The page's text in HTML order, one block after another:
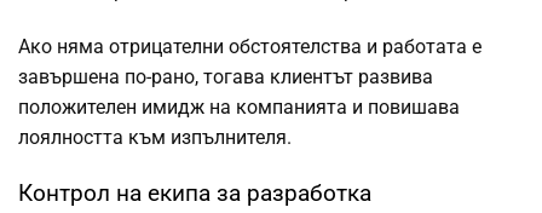
Ако няма отрицателни обстоятелства и работата е
завършена по-рано, тогава клиентът развива
положителен имидж на компанията и повишава
лоялността към изпълнителя.
Контрол на екипа за разработка